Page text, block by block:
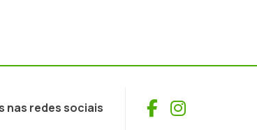
nas redes sociais Facebook
Instagram